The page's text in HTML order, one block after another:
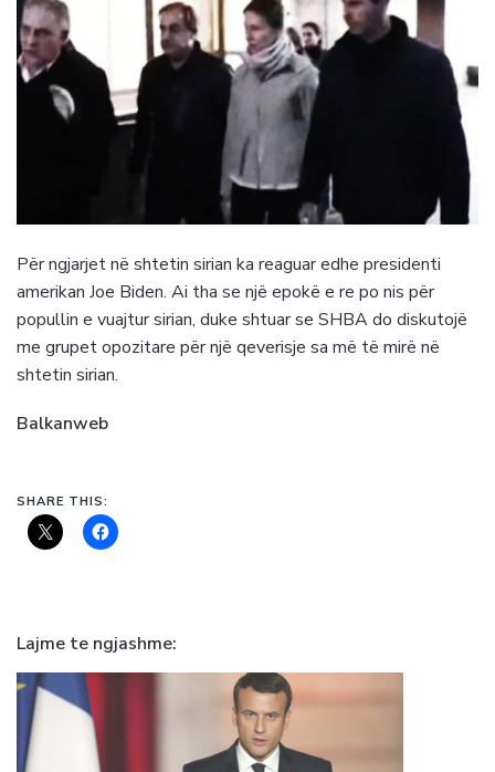
Për ngjarjet në shtetin sirian ka reaguar edhe presidenti
amerikan Joe Biden. Ai tha se një epokë e re po nis për
popullin e vuajtur sirian, duke shtuar se SHBA do diskutojë
me grupet opozitare për një qeverisje sa më të mirë në
shtetin sirian.
Balkanweb
SHARE THIS:
Lajme te ngjashme